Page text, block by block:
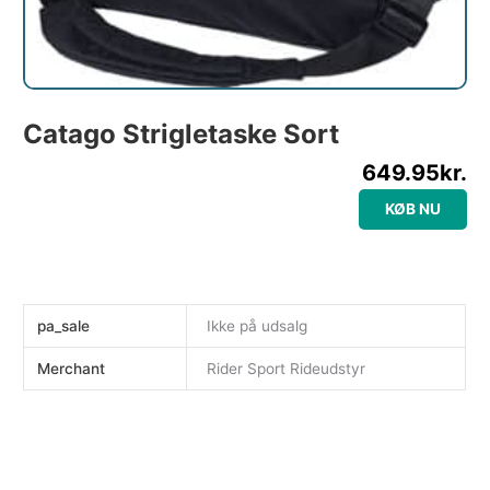
Catago Strigletaske Sort
649.95kr.
KØB NU
pa_sale Ikke på udsalg
Merchant Rider Sport Rideudstyr